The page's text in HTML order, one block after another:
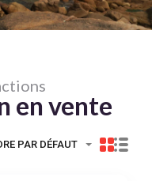
en vente
PAR DÉFAUT